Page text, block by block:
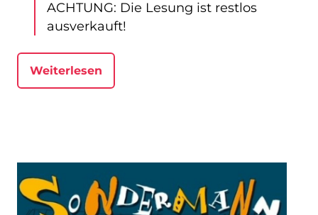
ACHTUNG: Die Lesung ist restlos
ausverkauft!
Weiterlesen